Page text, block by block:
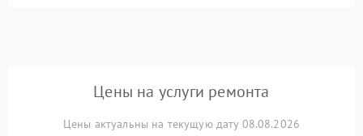
Цены на услуги ремонта
Цены актуальны на текущую дату 08.08.2026